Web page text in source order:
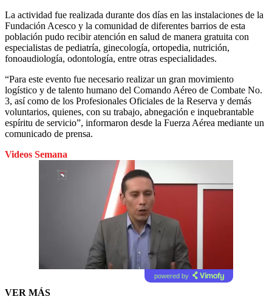
La actividad fue realizada durante dos días en las instalaciones de la
Fundación Acesco y la comunidad de diferentes barrios de esta
población pudo recibir atención en salud de manera gratuita con
especialistas de pediatría, ginecología, ortopedia, nutrición,
fonoaudiología, odontología, entre otras especialidades.
“Para este evento fue necesario realizar un gran movimiento
logístico y de talento humano del Comando Aéreo de Combate No.
3, así como de los Profesionales Oficiales de la Reserva y demás
voluntarios, quienes, con su trabajo, abnegación e inquebrantable
espíritu de servicio”, informaron desde la Fuerza Aérea mediante un
comunicado de prensa.
Videos Semana
powered by
VER MÁS